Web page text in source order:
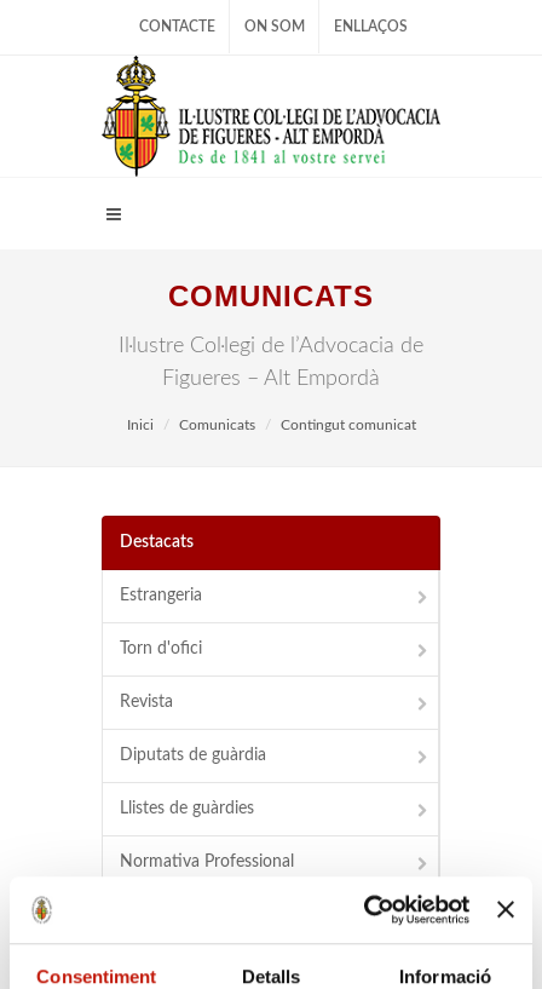
Consentiment Detalls Informació
CONTACTE ON SOM ENLLAÇOS
COMUNICATS
Il·lustre Col·legi de l’Advocacia de
Figueres – Alt Empordà
Inici Comunicats Contingut comunicat
Destacats
Estrangeria
Torn d'ofici
Revista
Diputats de guàrdia
Llistes de guàrdies
Normativa Professional